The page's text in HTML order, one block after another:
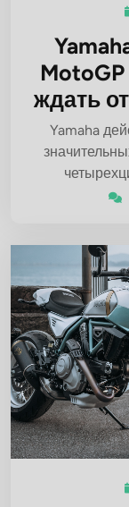
ждать
Yamaha